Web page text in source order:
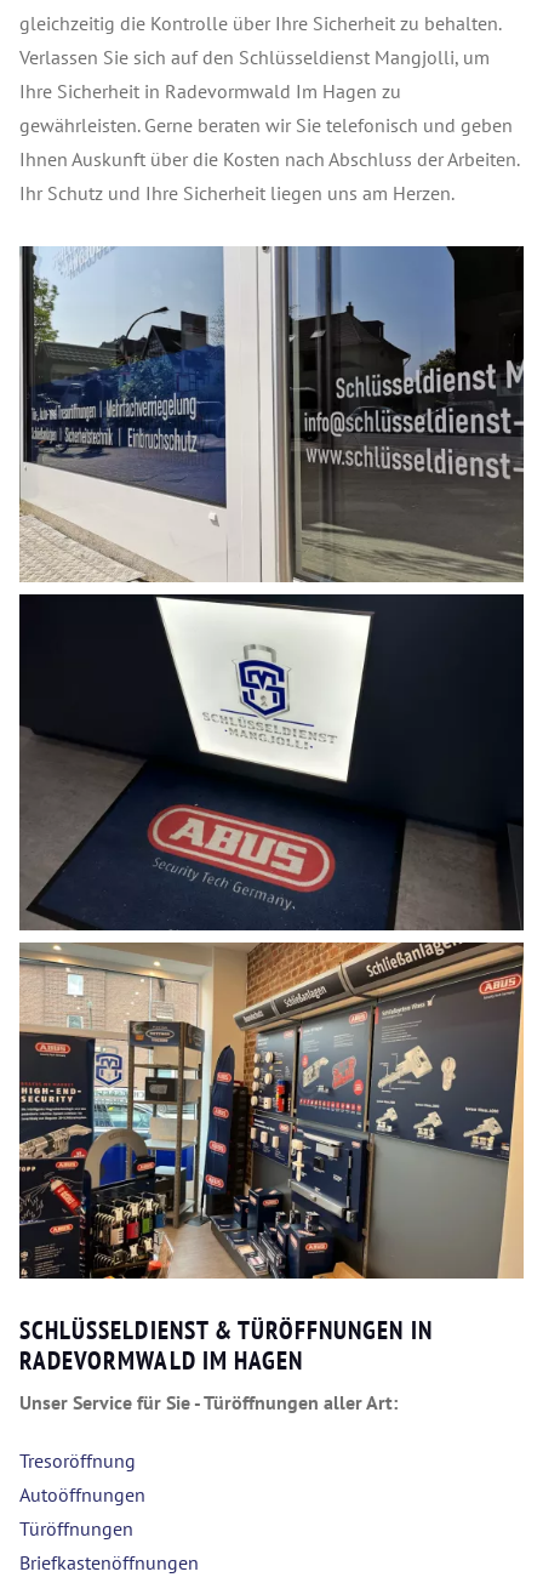
gleichzeitig die Kontrolle über Ihre Sicherheit zu behalten.
Verlassen Sie sich auf den Schlüsseldienst Mangjolli, um
Ihre Sicherheit in Radevormwald Im Hagen zu
gewährleisten. Gerne beraten wir Sie telefonisch und geben
Ihnen Auskunft über die Kosten nach Abschluss der Arbeiten.
Ihr Schutz und Ihre Sicherheit liegen uns am Herzen.
SCHLÜSSELDIENST & TÜRÖFFNUNGEN IN
RADEVORMWALD IM HAGEN
Unser Service für Sie - Türöffnungen aller Art:
Tresoröffnung
Autoöffnungen
Türöffnungen
Briefkastenöffnungen